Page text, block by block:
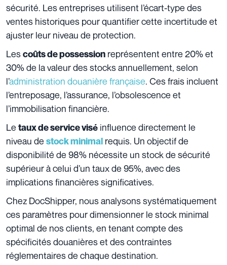
sécurité. Les entreprises utilisent l’écart-type des
ventes historiques pour quantifier cette incertitude et
ajuster leur niveau de protection.
Lescoûts de possession représentent entre 20% et
30% de la valeur des stocks annuellement, selon
l’administration douanière française. Ces frais incluent
l’entreposage, l’assurance, l’obsolescence et
l’immobilisation financière.
Le taux de service visé influence directement le
niveau de stock minimal requis. Un objectif de
disponibilité de 98% nécessite un stock de sécurité
supérieur à celui d’un taux de 95%, avec des
implications financières significatives.
Chez DocShipper, nous analysons systématiquement
ces paramètres pour dimensionner le stock minimal
optimal de nos clients, en tenant compte des
spécificités douanières et des contraintes
réglementaires de chaque destination.